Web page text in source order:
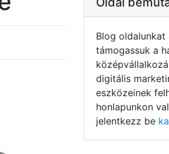
Blog
támogassuk a
digitális
eszközeinek
honlapunkon
jelentkezz be